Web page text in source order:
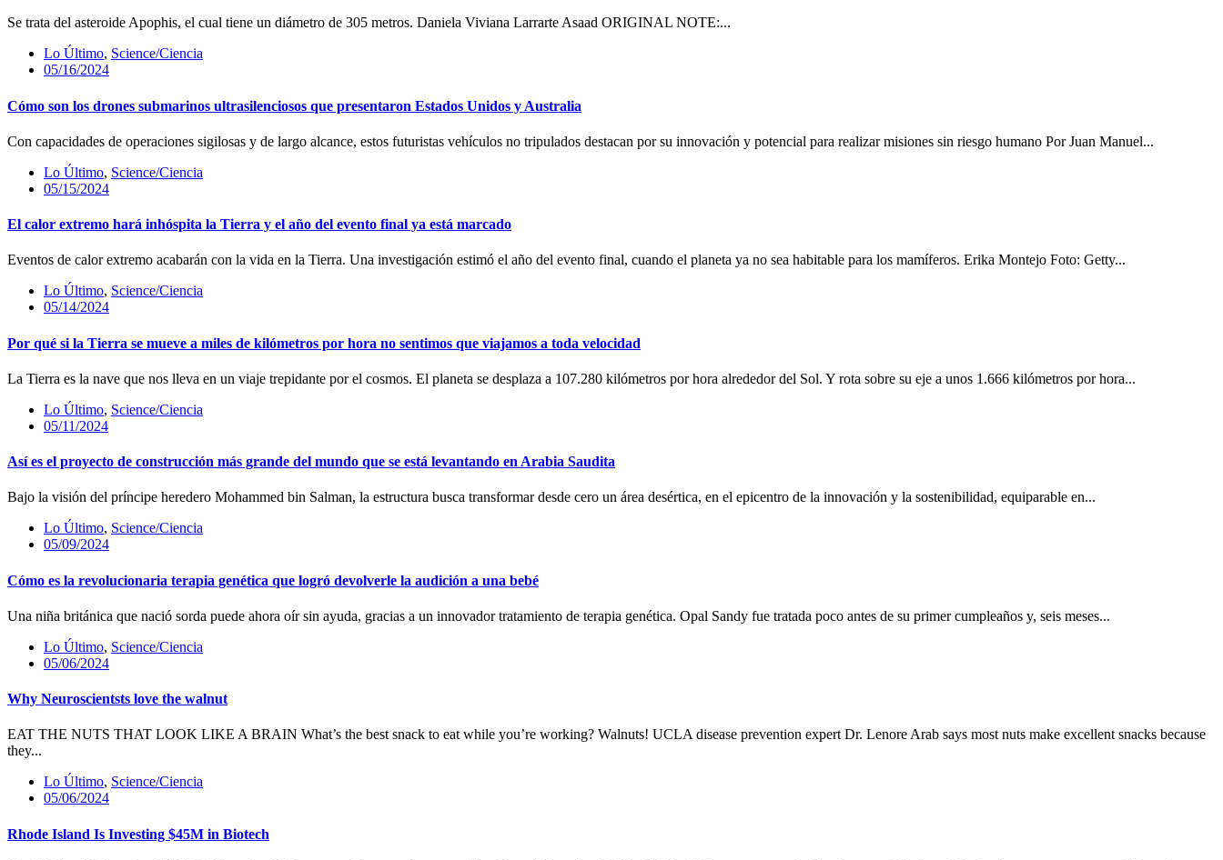
Se trata del asteroide Apophis, el cual tiene un diámetro de 305 metros. Daniela Viviana Larrarte Asaad ORIGINAL NOTE:...
Lo Último, Science/Ciencia
05/16/2024
Cómo son los drones submarinos ultrasilenciosos que presentaron Estados Unidos y Australia
Con capacidades de operaciones sigilosas y de largo alcance, estos futuristas vehículos no tripulados destacan por su innovación y potencial para realizar misiones sin riesgo humano Por Juan Manuel...
Lo Último, Science/Ciencia
05/15/2024
El calor extremo hará inhóspita la Tierra y el año del evento final ya está marcado
Eventos de calor extremo acabarán con la vida en la Tierra. Una investigación estimó el año del evento final, cuando el planeta ya no sea habitable para los mamíferos. Erika Montejo Foto: Getty...
Lo Último, Science/Ciencia
05/14/2024
Por qué si la Tierra se mueve a miles de kilómetros por hora no sentimos que viajamos a toda velocidad
La Tierra es la nave que nos lleva en un viaje trepidante por el cosmos. El planeta se desplaza a 107.280 kilómetros por hora alrededor del Sol. Y rota sobre su eje a unos 1.666 kilómetros por hora...
Lo Último, Science/Ciencia
05/11/2024
Así es el proyecto de construcción más grande del mundo que se está levantando en Arabia Saudita
Bajo la visión del príncipe heredero Mohammed bin Salman, la estructura busca transformar desde cero un área desértica, en el epicentro de la innovación y la sostenibilidad, equiparable en...
Lo Último, Science/Ciencia
05/09/2024
Cómo es la revolucionaria terapia genética que logró devolverle la audición a una bebé
Una niña británica que nació sorda puede ahora oír sin ayuda, gracias a un innovador tratamiento de terapia genética. Opal Sandy fue tratada poco antes de su primer cumpleaños y, seis meses...
Lo Último, Science/Ciencia
05/06/2024
Why Neuroscientsts love the walnut
EAT THE NUTS THAT LOOK LIKE A BRAIN What’s the best snack to eat while you’re working? Walnuts! UCLA disease prevention expert Dr. Lenore Arab says most nuts make excellent snacks because
they...
Lo Último, Science/Ciencia
05/06/2024
Rhode Island Is Investing $45M in Biotech